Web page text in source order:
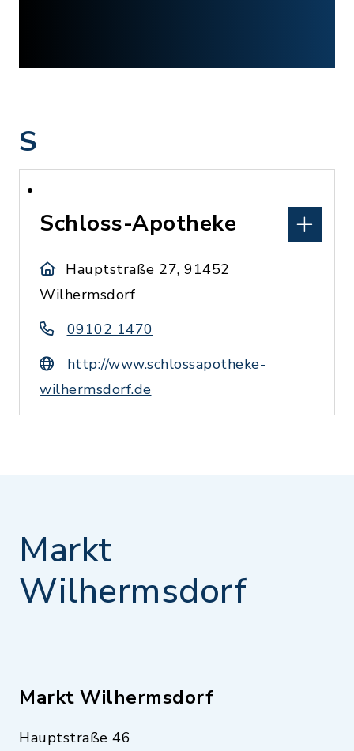
S
Schloss-Apotheke
Hauptstraße 27, 91452
Wilhermsdorf
09102 1470
http://www.schlossapotheke-
wilhermsdorf.de
Markt
Wilhermsdorf
Markt Wilhermsdorf
Hauptstraße 46